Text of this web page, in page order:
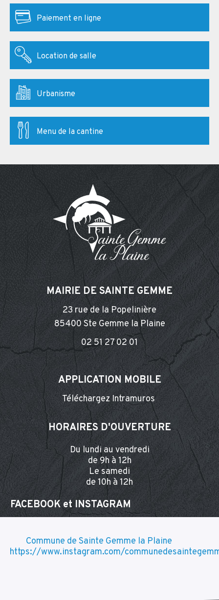
Paiement en ligne
Location de salle
Urbanisme
Menu de la cantine
MAIRIE DE SAINTE GEMME
23 rue de la Popelinière
85400 Ste Gemme la Plaine
02 51 27 02 01
APPLICATION MOBILE
Téléchargez Intramuros
HORAIRES D'OUVERTURE
Du lundi au vendredi
de 9h à 12h
Le samedi
de 10h à 12h
FACEBOOK et INSTAGRAM
Commune de Sainte Gemme la Plaine
https://www.instagram.com/